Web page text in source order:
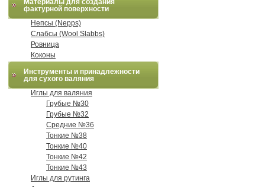
Материалы для создания
фактурной поверхности
Непсы (Nepps)
Слабсы (Wool Slabbs)
Ровница
Коконы
Инструменты и принадлежности
для сухого валяния
Иглы для валяния
Грубые №30
Грубые №32
Средние №36
Тонкие №38
Тонкие №40
Тонкие №42
Тонкие №43
Иглы для рутинга